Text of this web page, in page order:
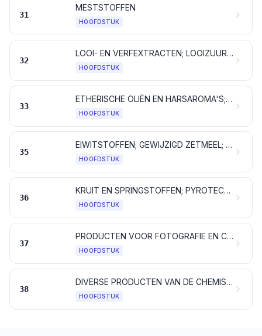
31
MESTSTOFFEN
HOOFDSTUK
32
LOOI- EN VERFEXTRACTEN; LOOIZUUR (TANNINE) EN DERIVATEN DAARVAN; PIGMENTEN EN ANDERE KLEUR- EN VERFSTOFFEN; VERF EN VERNIS; MASTIEK; INKT
HOOFDSTUK
33
ETHERISCHE OLIËN EN HARSAROMA'S; PARFUMERIEËN, TOILETARTIKELEN EN COSMETISCHE PRODUCTEN
HOOFDSTUK
35
EIWITSTOFFEN; GEWIJZIGD ZETMEEL; LIJM; ENZYMEN
HOOFDSTUK
36
KRUIT EN SPRINGSTOFFEN; PYROTECHNISCHE ARTIKELEN; LUCIFERS; VONKENDE LEGERINGEN; ONTVLAMBARE STOFFEN
HOOFDSTUK
37
PRODUCTEN VOOR FOTOGRAFIE EN CINEMATOGRAFIE
HOOFDSTUK
38
DIVERSE PRODUCTEN VAN DE CHEMISCHE INDUSTRIE
HOOFDSTUK